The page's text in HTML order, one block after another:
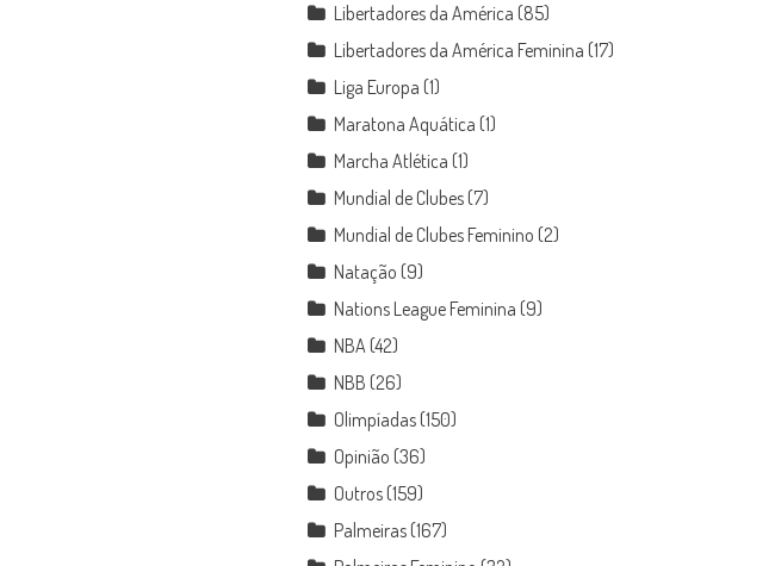
Libertadores da América (85)
Libertadores da América Feminina (17)
Liga Europa (1)
Maratona Aquática (1)
Marcha Atlética (1)
Mundial de Clubes (7)
Mundial de Clubes Feminino (2)
Natação (9)
Nations League Feminina (9)
NBA (42)
NBB (26)
Olimpíadas (150)
Opinião (36)
Outros (159)
Palmeiras (167)